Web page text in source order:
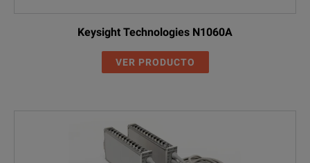
Keysight Technologies N1060A
VER PRODUCTO